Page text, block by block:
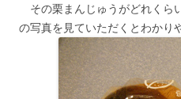
その栗まんじゅうがどれくら
の写真を見ていただくとわかり